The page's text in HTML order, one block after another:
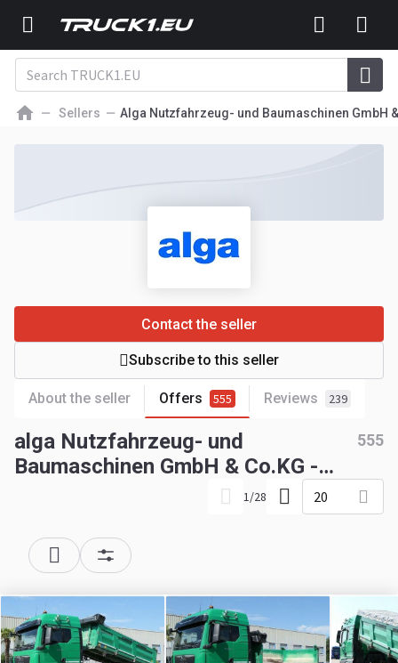
Sellers Alga Nutzfahrzeug- und Baumaschinen GmbH
About the seller Offers 555 Reviews 239
Contact the seller
Subscribe to this seller
alga Nutzfahrzeug- und
Baumaschinen GmbH & Co.KG -
555
1/28 20